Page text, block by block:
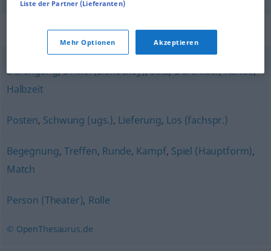
Synonyme für "Partie"
Durchgang,Drittel (Eishockey),Satz,Durchlauf,Runde,
Halbzeit
Posten, Schwung (ugs.), Lieferung, Los (fachspr.)
Begegnung, Treffen, Runde, Kampf, Spiel (Hauptform),
Match
Person (Theater), Rolle
© OpenThesaurus.de
Liste der Partner (Lieferanten)
Mehr Optionen Akzeptieren